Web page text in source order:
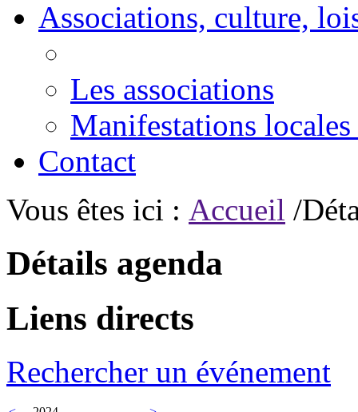
Associations, culture,
Les associations
Manifestations locales
Contact
Vous êtes ici : Accueil /
Détails agenda
Liens directs
Rechercher un événement